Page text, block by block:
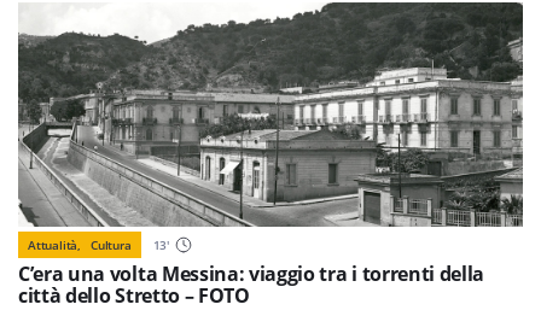
Attualità, Cultura 13'
C’era una volta Messina: viaggio tra i torrenti della
città dello Stretto – FOTO